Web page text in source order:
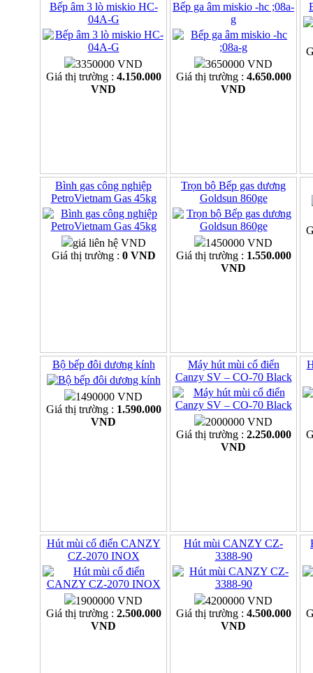
Bếp âm 3 lò miskio HC-
04A-G
3350000 VND
Giá thị trường : 4.150.000
VND
Bếp ga âm miskio -hc ;08a-
g
3650000 VND
Giá thị trường : 4.650.000
VND
Bình gas công nghiệp
PetroVietnam Gas 45kg
giá liên hệ VND
Giá thị trường : 0 VND
Trọn bộ Bếp gas dương
Goldsun 860ge
1450000 VND
Giá thị trường : 1.550.000
VND
Bộ bếp đôi dương kính
1490000 VND
Giá thị trường : 1.590.000
VND
Máy hút mùi cổ điển
Canzy SV – CO-70 Black
2000000 VND
Giá thị trường : 2.250.000
VND
Hút mùi cổ điển CANZY
CZ-2070 INOX
1900000 VND
Giá thị trường : 2.500.000
VND
Hút mùi CANZY CZ-
3388-90
4200000 VND
Giá thị trường : 4.500.000
VND